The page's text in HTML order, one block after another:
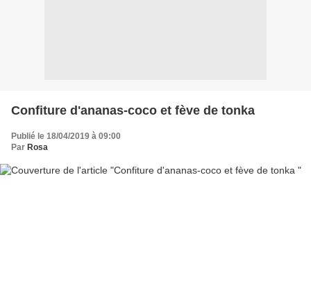
Confiture d'ananas-coco et fève de tonka
Publié le 18/04/2019 à 09:00
Par Rosa